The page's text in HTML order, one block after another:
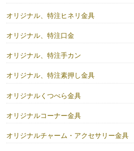
オリジナル、特注ヒネリ金具
オリジナル、特注口金
オリジナル、特注手カン
オリジナル、特注素押し金具
オリジナルくつべら金具
オリジナルコーナー金具
オリジナルチャーム・アクセサリー金具